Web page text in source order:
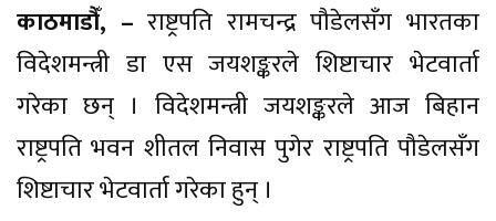
काठमाडौँ, – राष्ट्रपति रामचन्द्र पौडेलसँग भारतका
विदेशमन्त्री डा एस जयशङ्करले शिष्टाचार भेटवार्ता
गरेका छन् । विदेशमन्त्री जयशङ्करले आज बिहान
राष्ट्रपति भवन शीतल निवास पुगेर राष्ट्रपति पौडेलसँग
शिष्टाचार भेटवार्ता गरेका हुन् ।